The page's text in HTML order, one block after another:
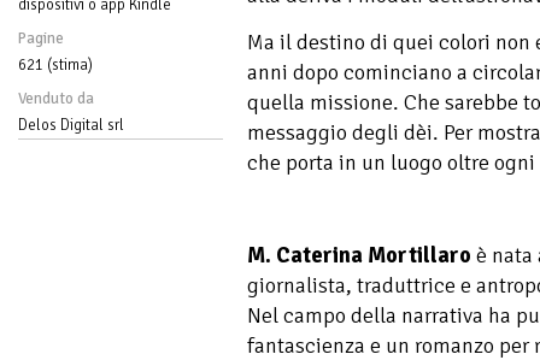
dispositivi o app Kindle
Pagine
621 (stima)
Venduto da
Delos Digital srl
Ma il destino di quei colori non
anni dopo cominciano a
quella missione. Che sarebbe
messaggio degli dèi. Per
che porta in un luogo oltre
M. Caterina Mortillaro è nata
giornalista, traduttrice e
Nel campo della narrativa ha
fantascienza e un romanzo per